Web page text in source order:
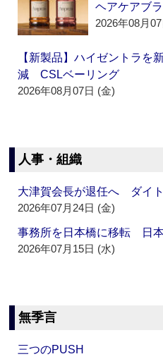
ヘアケアブ
2026年08月
【新製品】ハイゼントラを
減 CSLベーリング
2026年08月07日 (金)
人事・組織
大津賀会長が退任へ ダイト
2026年07月24日 (金)
事務所を日本橋に移転 日
2026年07月15日 (水)
無季言
三つのPUSH